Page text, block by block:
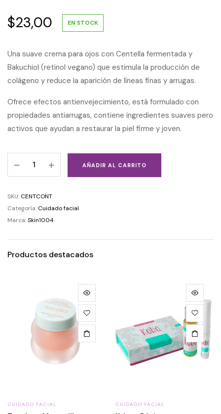
$23,00 EN STOCK
Una suave crema para ojos con Centella fermentada y
Bakuchiol (retinol vegano) que estimula la producción de
colágeno y reduce la aparición de líneas finas y arrugas.
Ofrece efectos antienvejecimiento, está formulado con
propiedades antiarrugas, contiene ingredientes suaves pero
activos que ayudan a restaurar la piel firme y joven.
AÑADIR AL CARRITO
SKU: CENTCONT
Categoría: Cuidado facial
Marca:Skin1004
Productos destacados
CUIDADO FACIAL CUIDADO FACIAL